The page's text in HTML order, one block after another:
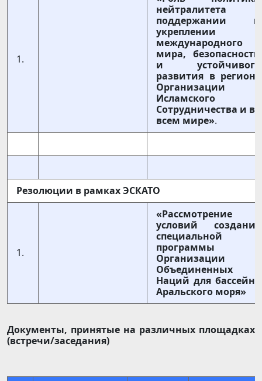
1.
нейтралитета в
поддержании и
укреплении
международного
мира, безопасности
и устойчивого
развития в регионе
Организации
Исламского
Сотрудничества и во
всем мире».
Резолюции в рамках ЭСКАТО
1.
«Рассмотрение
условий создания
специальной
программы
Организации
Объединенных
Наций для бассейна
Аральского моря»
Документы, принятые на различных площадках
(встречи/заседания)